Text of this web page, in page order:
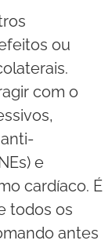
ou
com o
e
cardíaco. É
todos os
antes